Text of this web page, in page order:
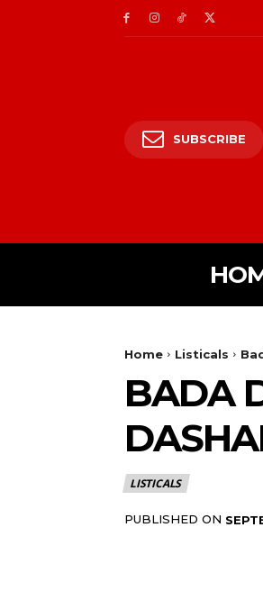
SUBSCRIBE
Home Listicals
BADA
LISTICALS
PUBLISHED ON